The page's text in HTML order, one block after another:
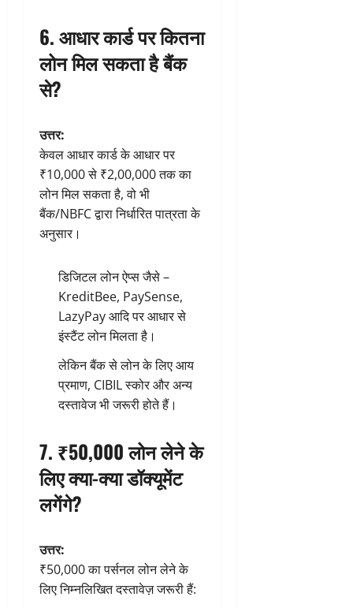
6. आधार कार्ड पर कितना
लोन मिल सकता है बैंक
से?
उत्तर:
केवल आधार कार्ड के आधार पर
₹10,000 से ₹2,00,000 तक का
लोन मिल सकता है, वो भी
बैंक/NBFC द्वारा निर्धारित पात्रता के
अनुसार।
डिजिटल लोन ऐप्स जैसे –
KreditBee, PaySense,
LazyPay आदि पर आधार से
इंस्टैंट लोन मिलता है।
लेकिन बैंक से लोन के लिए आय
प्रमाण, CIBIL स्कोर और अन्य
दस्तावेज भी जरूरी होते हैं।
7. ₹50,000 लोन लेने के
लिए क्या-क्या डॉक्यूमेंट
लगेंगे?
उत्तर:
₹50,000 का पर्सनल लोन लेने के
लिए निम्नलिखित दस्तावेज़ जरूरी हैं: